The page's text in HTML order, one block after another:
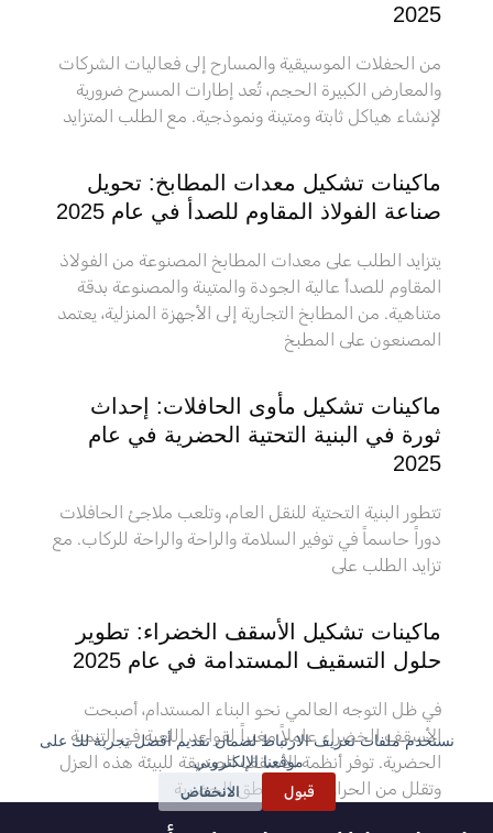
نستخدم ملفات تعريف الارتباط لضمان تقديم أفضل تجربة لك على
موقعنا الإلكتروني.
قبول
الانخفاض
2025
من الحفلات الموسيقية والمسارح إلى فعاليات الشركات
والمعارض الكبيرة الحجم، تُعد إطارات المسرح ضرورية
لإنشاء هياكل ثابتة ومتينة ونموذجية. مع الطلب المتزايد
ماكينات تشكيل معدات المطابخ: تحويل
صناعة الفولاذ المقاوم للصدأ في عام 2025
يتزايد الطلب على معدات المطابخ المصنوعة من الفولاذ
المقاوم للصدأ عالية الجودة والمتينة والمصنوعة بدقة
متناهية. من المطابخ التجارية إلى الأجهزة المنزلية، يعتمد
المصنعون على المطبخ
ماكينات تشكيل مأوى الحافلات: إحداث
ثورة في البنية التحتية الحضرية في عام
2025
تتطور البنية التحتية للنقل العام، وتلعب ملاجئ الحافلات
دوراً حاسماً في توفير السلامة والراحة والراحة للركاب. مع
تزايد الطلب على
ماكينات تشكيل الأسقف الخضراء: تطوير
حلول التسقيف المستدامة في عام 2025
في ظل التوجه العالمي نحو البناء المستدام، أصبحت
الأسقف الخضراء عاملاً مغيراً لقواعد اللعبة في التنمية
الحضرية. توفر أنظمة الأسقف الصديقة للبيئة هذه العزل
وتقلل من الحرارة في المناطق الحضرية